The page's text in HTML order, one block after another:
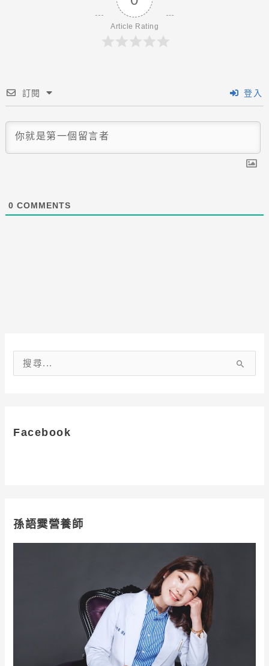
Article Rating
訂閱 登入
0 COMMENTS
字
Facebook
孫語霙營養師